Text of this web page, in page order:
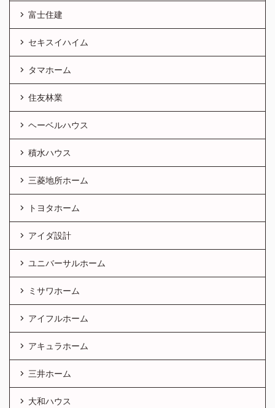
富士住建
セキスイハイム
タマホーム
住友林業
ヘーベルハウス
積水ハウス
三菱地所ホーム
トヨタホーム
アイダ設計
ユニバーサルホーム
ミサワホーム
アイフルホーム
アキュラホーム
三井ホーム
大和ハウス